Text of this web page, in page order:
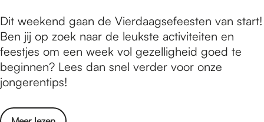
/
m
1
9
j
l
i
m
e
g
n
5
x
j
o
n
e
Dit weekend gaan de Vierdaagsefeesten van start!
Ben jij op zoek naar de leukste activiteiten en
feestjes om een week vol gezelligheid goed te
beginnen? Lees dan snel verder voor onze
jongerentips!